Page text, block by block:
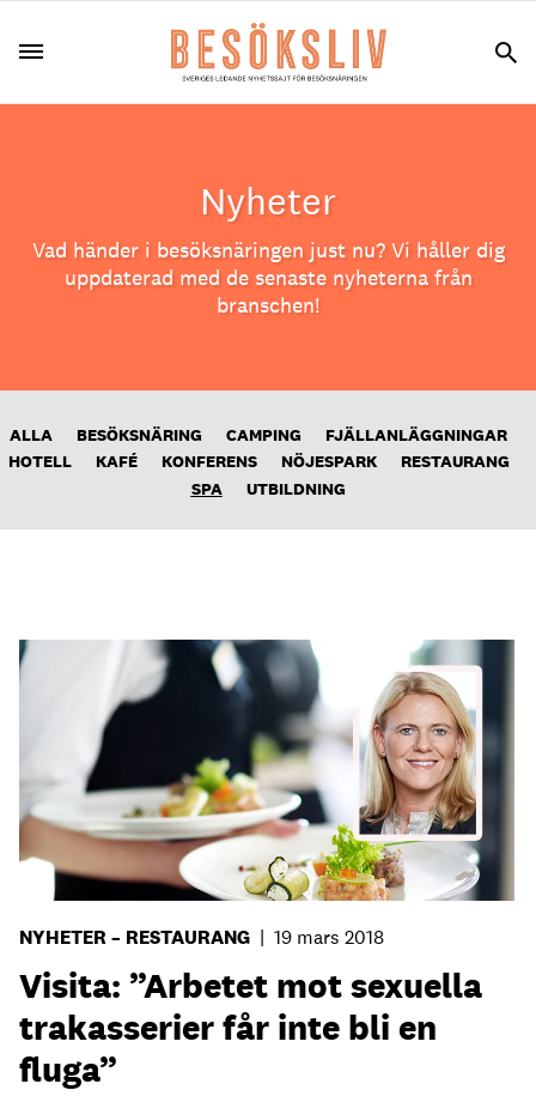
Nyheter
Vad händer i besöksnäringen just nu? Vi håller dig
uppdaterad med de senaste nyheterna från
branschen!
ALLA BESÖKSNÄRING CAMPING
FJÄLLANLÄGGNINGAR
HOTELL
KAFÉ KONFERENS NÖJESPARK
RESTAURANG
SPA
UTBILDNING
NYHETER – RESTAURANG | 19 mars 2018
Visita: ”Arbetet mot sexuella
trakasserier får inte bli en
fluga”